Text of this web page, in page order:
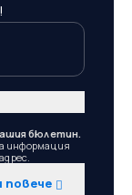
бюлетин.
информация
повече